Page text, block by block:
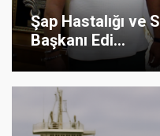
Şap Hastalığı ve
Başkanı Edi...